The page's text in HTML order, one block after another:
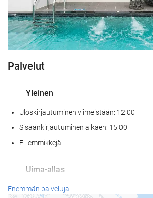
Palvelut
Yleinen
Uloskirjautuminen viimeistään: 12:00
Sisäänkirjautuminen alkaen: 15:00
Ei lemmikkejä
Uima-allas
Uima-allas
Enemmän palveluja